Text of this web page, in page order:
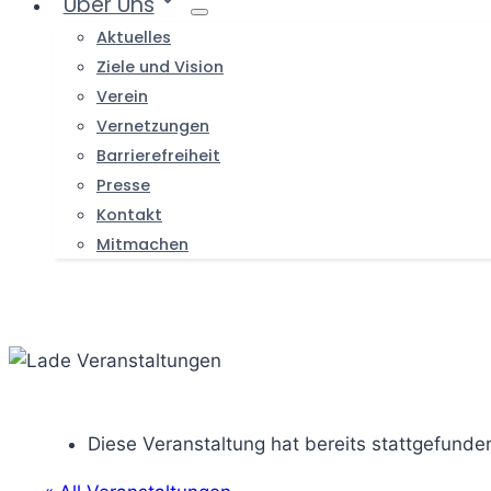
Aktuelles
Ziele und Vision
Verein
Vernetzungen
Barrierefreiheit
Presse
Kontakt
Mitmachen
Diese Veranstaltung hat bereits